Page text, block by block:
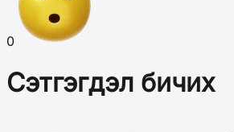
0
Сэтгэгдэл бичих